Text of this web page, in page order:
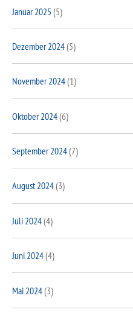
Januar 2025 (5)
Dezember 2024(5)
November 2024(1)
Oktober 2024(6)
September 2024(7)
August 2024(3)
Juli 2024(4)
Juni 2024(4)
Mai 2024(3)